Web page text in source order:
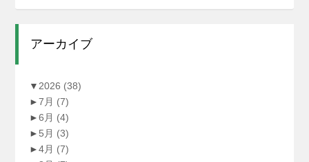
アーカイブ
▼2026 (38)
►7月 (7)
►6月 (4)
► 5月 (3)
►4月 (7)